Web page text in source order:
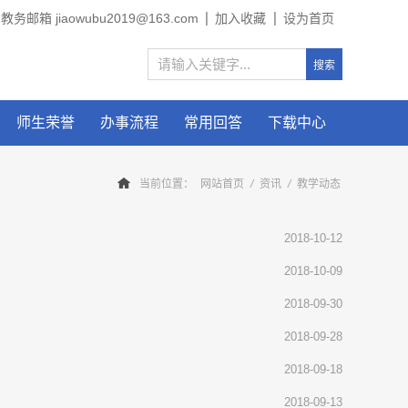
设为首页
加入收藏
教务邮箱 jiaowubu2019@163.com
师生荣誉 办事流程 常用回答 下载中心
当前位置： 网站首页 / 资讯 / 教学动态
2018-10-12
2018-10-09
2018-09-30
2018-09-28
2018-09-18
2018-09-13